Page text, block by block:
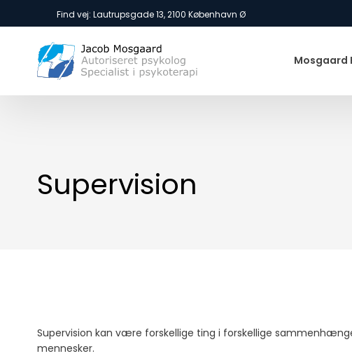
​Find vej: Lautrupsgade 13, 2100 København Ø
Mosgaard
Supervision
Supervision kan være forskellige ting i forskellige
mennesker.